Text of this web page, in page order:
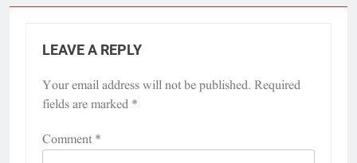
LEAVE A REPLY
Your email address will not be published. Required
fields are marked *
Comment *